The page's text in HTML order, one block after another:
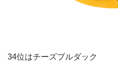
34位はチーズプルダック